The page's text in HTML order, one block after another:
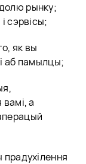
рынку;
сэрвісы;
як вы
аб памылцы;
а